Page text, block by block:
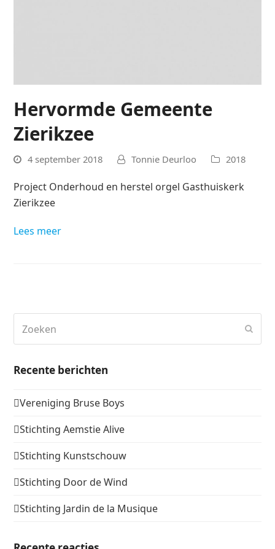
Hervormde Gemeente
Zierikzee
4 september 2018 Tonnie Deurloo 2018
Project Onderhoud en herstel orgel Gasthuiskerk
Zierikzee
Lees meer
Recente berichten
Vereniging Bruse Boys
Stichting Aemstie Alive
Stichting Kunstschouw
Stichting Door de Wind
Stichting Jardin de la Musique